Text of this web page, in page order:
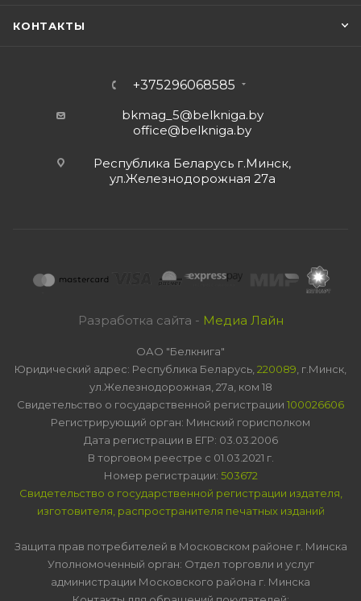
КОНТАКТЫ
+375296068585
bkmag_5@belkniga.by
office@belkniga.by
Республика Беларусь г.Минск,
ул.Железнодорожная 27а
Разработка сайта - Медиа Лайн
ОАО "Белкнига"
Юридический адрес: Республика Беларусь, 220089 , г.Минск,
ул.Железнодорожная, 27а, ком 18
Свидетельство о государственной регистрации 100026606
Регистрирующий орган: Минский горисполком
Дата регистрации в ЕГР: 03.03.2006
В торговом реестре с 01.03.2021 г.
Номер регистрации: 503672
Свидетельство о государственной регистрации издателя,
изготовителя, распространителя печатных изданий
Защита прав потребителей в Московском районе г. Минска
Уполномоченный орган: Отдел торговли и услуг
администрации Московского района г. Минска